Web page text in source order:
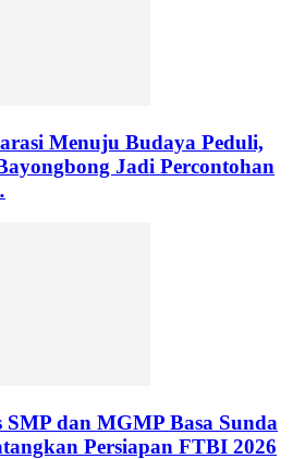
Menuju Budaya Peduli,
Jadi Percontohan
SMP dan MGMP Basa Sunda
Persiapan FTBI 2026